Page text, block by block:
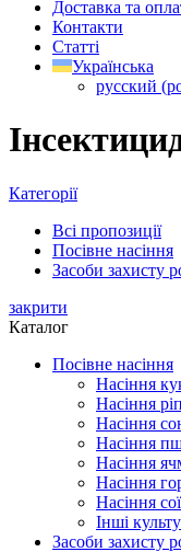
Доставка та
Контакти
Статті
Українська
русский (
Категорії
Всі пропозиції
Посівне насіння
Засоби захисту
закрити
Каталог
Посівне насіння
Насіння
Насіння
Насіння
Насіння
Насіння
Насіння
Насіння сої
Інші
Засоби захисту